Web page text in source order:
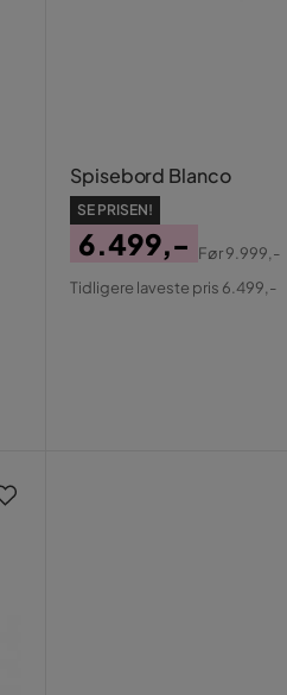
Spisebord Blanco
SE PRISEN!
Pris
6.499,-
Original
Før9.999,-
Tidligere laveste pris 6.499,-